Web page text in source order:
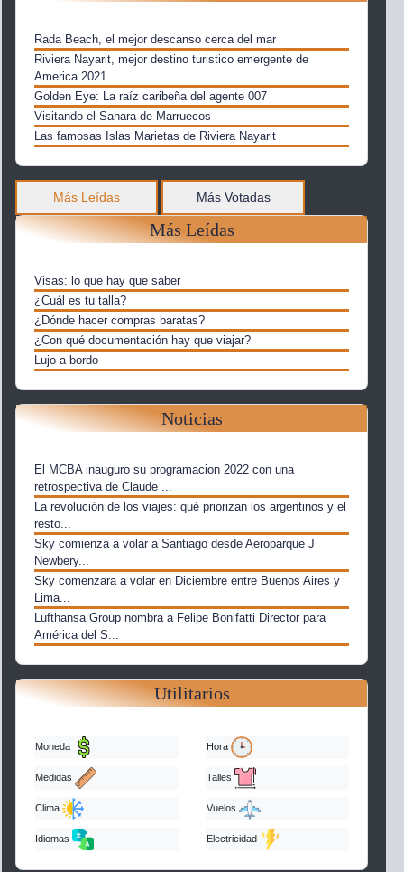
Rada Beach, el mejor descanso cerca del mar
Riviera Nayarit, mejor destino turistico emergente de
America 2021
Golden Eye: La raíz caribeña del agente 007
Visitando el Sahara de Marruecos
Las famosas Islas Marietas de Riviera Nayarit
Más Leídas Más Votadas
Más Leídas
Visas: lo que hay que saber
¿Cuál es tu talla?
¿Dónde hacer compras baratas?
¿Con qué documentación hay que viajar?
Lujo a bordo
Noticias
El MCBA inauguro su programacion 2022 con una
retrospectiva de Claude ...
La revolución de los viajes: qué priorizan los argentinos y el
resto...
Sky comienza a volar a Santiago desde Aeroparque J
Newbery...
Sky comenzara a volar en Diciembre entre Buenos Aires y
Lima...
Lufthansa Group nombra a Felipe Bonifatti Director para
América del S...
Utilitarios
Moneda
Medidas
Clima
Idiomas
Hora
Talles
Vuelos
Electricidad